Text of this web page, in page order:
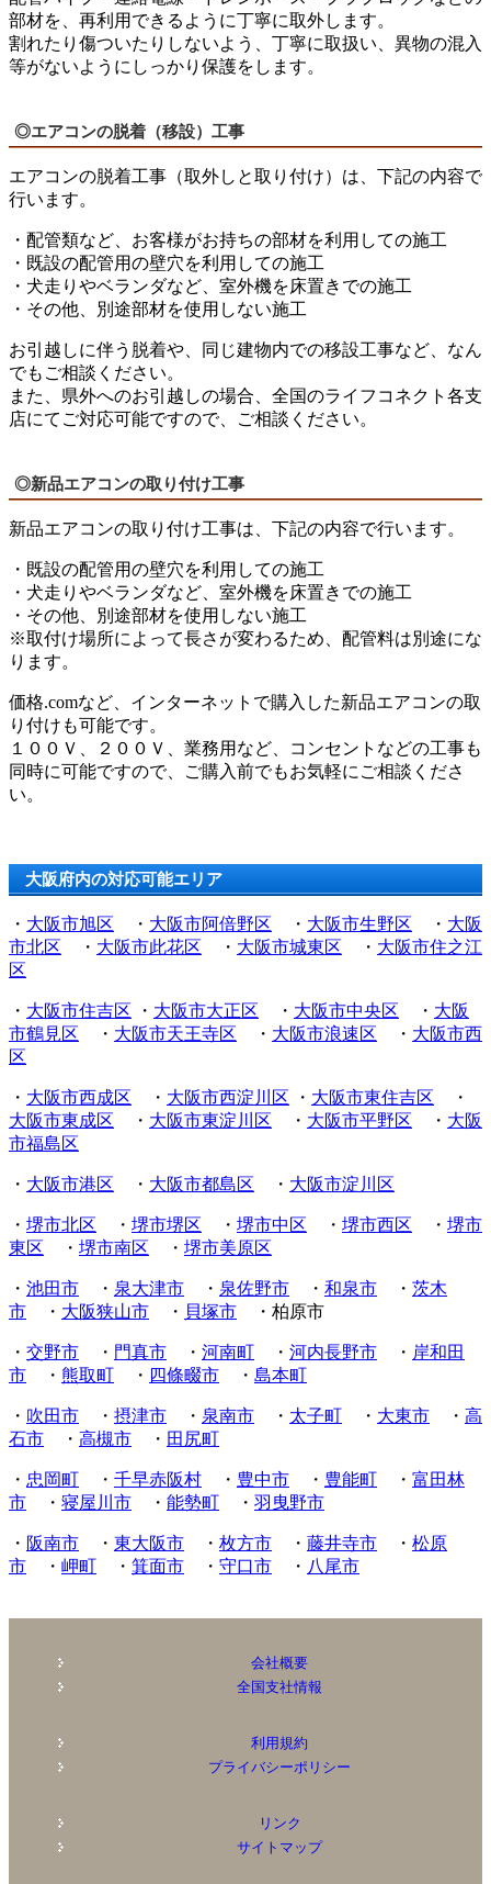
部材を、再利用できるように丁寧に取外します。
割れたり傷ついたりしないよう、丁寧に取扱い、異物の混入
等がないようにしっかり保護をします。
◎エアコンの脱着（移設）工事
エアコンの脱着工事（取外しと取り付け）は、下記の内容で
行います。
・配管類など、お客様がお持ちの部材を利用しての施工
・既設の配管用の壁穴を利用しての施工
・犬走りやベランダなど、室外機を床置きでの施工
・その他、別途部材を使用しない施工
お引越しに伴う脱着や、同じ建物内での移設工事など、なん
でもご相談ください。
また、県外へのお引越しの場合、全国のライフコネクト各支
店にてご対応可能ですので、ご相談ください。
◎新品エアコンの取り付け工事
新品エアコンの取り付け工事は、下記の内容で行います。
・既設の配管用の壁穴を利用しての施工
・犬走りやベランダなど、室外機を床置きでの施工
・その他、別途部材を使用しない施工
※取付け場所によって長さが変わるため、配管料は別途にな
ります。
価格.comなど、インターネットで購入した新品エアコンの取
り付けも可能です。
１００Ｖ、２００Ｖ、業務用など、コンセントなどの工事も
同時に可能ですので、ご購入前でもお気軽にご相談くださ
い。
大阪府内の対応可能エリア
・ 大阪市旭区 ・ 大阪市阿倍野区 ・ 大阪市生野区 ・ 大阪
市北区 ・ 大阪市此花区 ・ 大阪市城東区 ・ 大阪市住之江
区
・ 大阪市住吉区 ・ 大阪市大正区 ・ 大阪市中央区 ・ 大阪
市鶴見区 ・ 大阪市天王寺区 ・ 大阪市浪速区 ・ 大阪市西
区
・ 大阪市西成区 ・ 大阪市西淀川区 ・ 大阪市東住吉区 ・
大阪市東成区 ・ 大阪市東淀川区 ・ 大阪市平野区 ・ 大阪
市福島区
・ 大阪市港区 ・ 大阪市都島区 ・ 大阪市淀川区
・ 堺市北区 ・ 堺市堺区 ・ 堺市中区 ・ 堺市西区 ・ 堺市
東区 ・ 堺市南区 ・ 堺市美原区
・ 池田市 ・ 泉大津市 ・ 泉佐野市 ・ 和泉市 ・ 茨木
市 ・ 大阪狭山市 ・ 貝塚市 ・ 柏原市
・ 交野市 ・ 門真市 ・ 河南町 ・ 河内長野市 ・ 岸和田
市 ・ 熊取町 ・ 四條畷市 ・ 島本町
・ 吹田市 ・ 摂津市 ・ 泉南市 ・ 太子町 ・ 大東市 ・ 高
石市 ・ 高槻市 ・ 田尻町
・ 忠岡町 ・ 千早赤阪村 ・ 豊中市 ・ 豊能町 ・ 富田林
市 ・ 寝屋川市 ・ 能勢町 ・ 羽曳野市
・ 阪南市 ・ 東大阪市 ・ 枚方市 ・ 藤井寺市 ・ 松原
市 ・ 岬町 ・ 箕面市 ・ 守口市 ・ 八尾市
会社概要
全国支社情報
利用規約
プライバシーポリシー
リンク
サイトマップ